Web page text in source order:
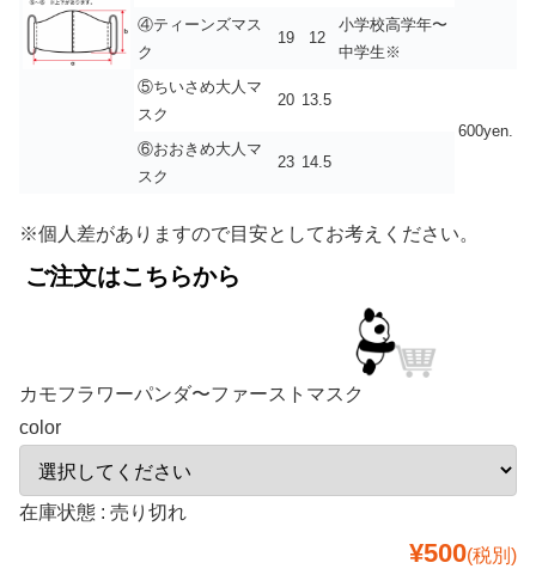
④ティーンズマス
ク
19 12
小学校高学年〜
中学生※
⑤ちいさめ大人マ
スク
20 13.5
600yen.
⑥おおきめ大人マ
スク
23 14.5
※個人差がありますので目安としてお考えください。
ご注文はこちらから
カモフラワーパンダ〜ファーストマスク
color
在庫状態 : 売り切れ
¥500(税別)